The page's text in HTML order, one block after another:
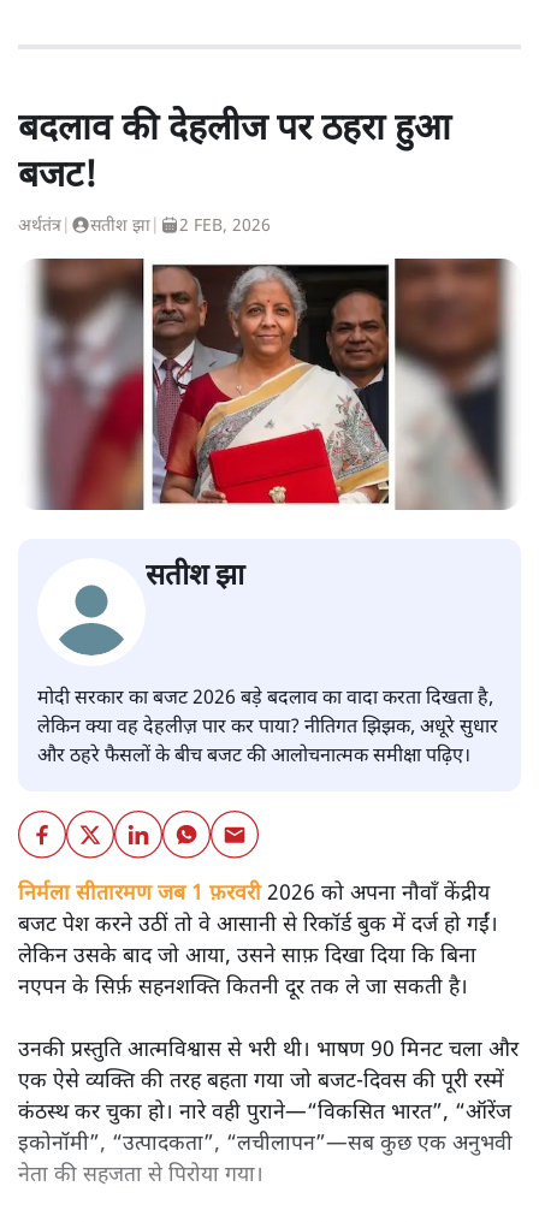
बदलाव की देहलीज पर ठहरा हुआ
बजट!
अर्थतंत्र सतीश झा 2 FEB, 2026
सतीश झा
मोदी सरकार का बजट 2026 बड़े बदलाव का वादा करता दिखता है,
लेकिन क्या वह देहलीज़ पार कर पाया? नीतिगत झिझक, अधूरे सुधार
और ठहरे फैसलों के बीच बजट की आलोचनात्मक समीक्षा पढ़िए।
निर्मला सीतारमण जब 1 फ़रवरी2026 को अपना नौवाँ केंद्रीय
बजट पेश करने उठीं तो वे आसानी से रिकॉर्ड बुक में दर्ज हो गईं।
लेकिन उसके बाद जो आया, उसने साफ़ दिखा दिया कि बिना
नएपन के सिर्फ़ सहनशक्ति कितनी दूर तक ले जा सकती है।
उनकी प्रस्तुति आत्मविश्वास से भरी थी। भाषण 90 मिनट चला और
एक ऐसे व्यक्ति की तरह बहता गया जो बजट‑दिवस की पूरी रस्में
कंठस्थ कर चुका हो। नारे वही पुराने—“विकसित भारत”, “ऑरेंज
इकोनॉमी”, “उत्पादकता”, “लचीलापन”—सब कुछ एक अनुभवी
नेता की सहजता से पिरोया गया।